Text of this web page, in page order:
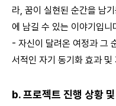
라, 꿈이 실현된 순간을 남
에 남길 수 있는 이야기입니
- 자신이 달려온 여정과 그
서적인 자기 동기화 효과 및
b. 프로젝트 진행 상황